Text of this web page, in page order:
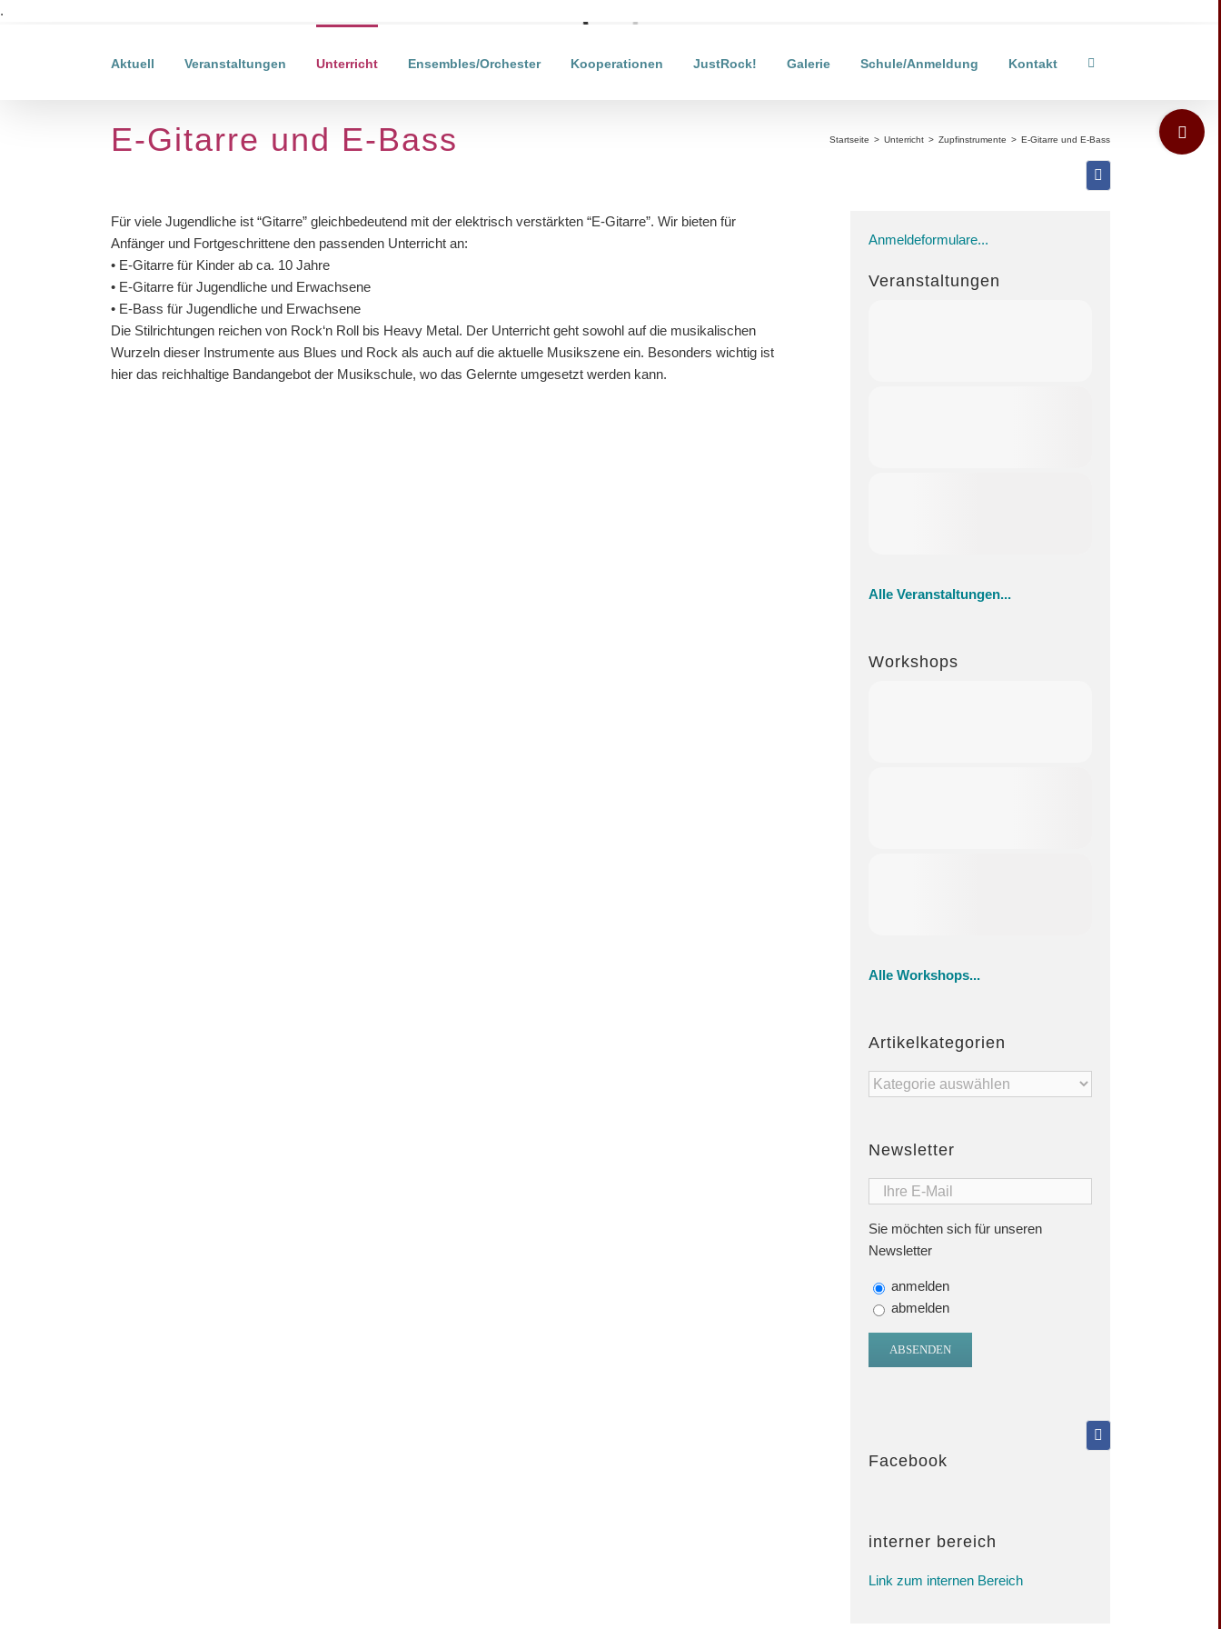
.
Aktuell Veranstaltungen Unterricht Ensembles/Orchester Kooperationen JustRock! Galerie Schule/Anmeldung Kontakt
E-Gitarre und E-Bass Startseite > Unterricht > Zupfinstrumente > E-Gitarre und E-Bass
Für viele Jugendliche ist “Gitarre” gleichbedeutend mit der elektrisch verstärkten “E-Gitarre”. Wir bieten für
Anfänger und Fortgeschrittene den passenden Unterricht an:
• E-Gitarre für Kinder ab ca. 10 Jahre
• E-Gitarre für Jugendliche und Erwachsene
• E-Bass für Jugendliche und Erwachsene
Die Stilrichtungen reichen von Rock‘n Roll bis Heavy Metal. Der Unterricht geht sowohl auf die musikalischen
Wurzeln dieser Instrumente aus Blues und Rock als auch auf die aktuelle Musikszene ein. Besonders wichtig ist
hier das reichhaltige Bandangebot der Musikschule, wo das Gelernte umgesetzt werden kann.
Anmeldeformulare...
Veranstaltungen
Alle Veranstaltungen...
Workshops
Alle Workshops...
Artikelkategorien
Artikelkategorien
Newsletter
Sie möchten sich für unseren
Newsletter
anmelden
abmelden
Facebook
interner bereich
Link zum internen Bereich
Toggle
Sliding